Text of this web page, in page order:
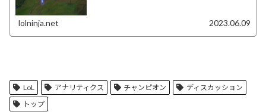
lolninja.net 2023.06.09
LoL アナリティクス チャンピオン
ディスカッション
トップ